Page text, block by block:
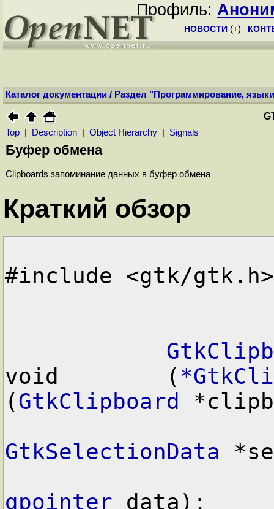
Профиль:
НОВОСТИ (+)
Каталог документации / Раздел "Программирование,
Top Description Object Hierarchy Signals
Буфер обмена
Clipboards запоминание данных в буфер обмена
Краткий обзор
#include <gtk/gtk.h>
void        (
(GtkClipboard
GtkSelectionData
gpointer data);